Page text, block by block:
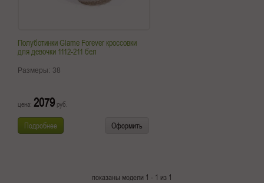
Полуботинки Glame Forever кроссовки
для девочки 1112-211 бел
Размеры: 38
цена: 2079 руб.
Подробнее Оформить
показаны модели 1 - 1 из 1